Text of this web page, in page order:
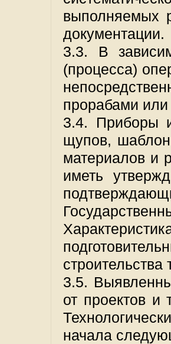
выполняемых
документации.
3.3. В
(процесса)
прорабами
3.4. Приборы
щупов,
материалов и
иметь
3.5.
от проектов и
начала